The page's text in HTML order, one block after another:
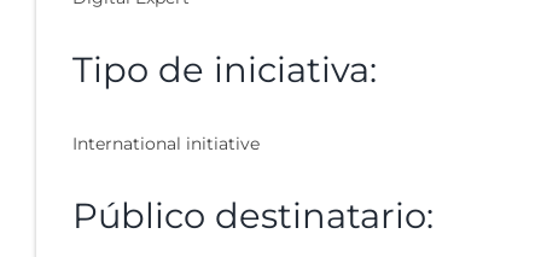
Tipo de iniciativa:
International initiative
Público destinatario: